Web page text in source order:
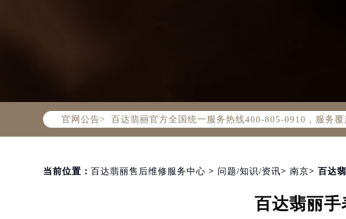
官网公告>
百达翡丽官方全国统一服务热线400-805-0910，服务
2026年8月百达翡丽售后服务中心最新网点地址：
上海市徐汇区虹桥路3号港汇中心写字楼2座37层3705
上海市黄浦区南京东路299号宏伊国际广场写字楼8层
当前位置： 百达翡丽售后维修服务中心 > 问题/知识/资讯> 南京> 百达
百达翡丽